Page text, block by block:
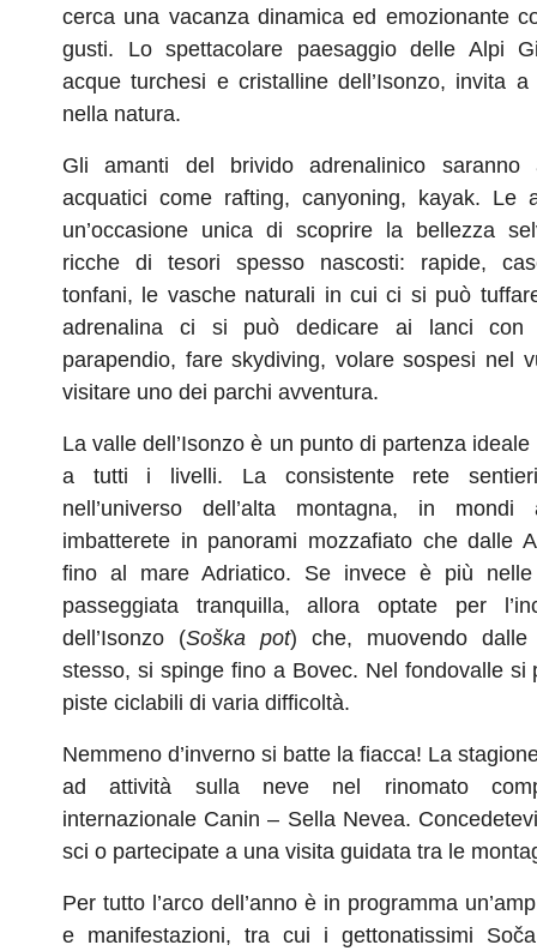
cerca una vacanza dinamica ed emozionante
gusti. Lo spettacolare paesaggio delle Alpi
acque turchesi e cristalline dell’Isonzo, invita
nella natura.
Gli amanti del brivido adrenalinico saranno
acquatici come rafting, canyoning, kayak. Le
un’occasione unica di scoprire la bellezza
ricche di tesori spesso nascosti: rapide,
tonfani, le vasche naturali in cui ci si può
adrenalina ci si può dedicare ai lanci
parapendio, fare skydiving, volare sospesi nel
visitare uno dei parchi avventura.
La valle dell’Isonzo è un punto di partenza ideale
a tutti i livelli. La consistente rete
nell’universo dell’alta montagna, in
imbatterete in panorami mozzafiato che dalle
fino al mare Adriatico. Se invece è più
passeggiata tranquilla, allora optate per
dell’Isonzo (Soška pot) che, muovendo
stesso, si spinge fino a Bovec. Nel fondovalle si
piste ciclabili di varia difficoltà.
Nemmeno d’inverno si batte la fiacca! La
ad attività sulla neve nel rinomato
internazionale Canin – Sella Nevea.
sci o partecipate a una visita guidata tra le
Per tutto l’arco dell’anno è in programma
e manifestazioni, tra cui i gettonatissimi